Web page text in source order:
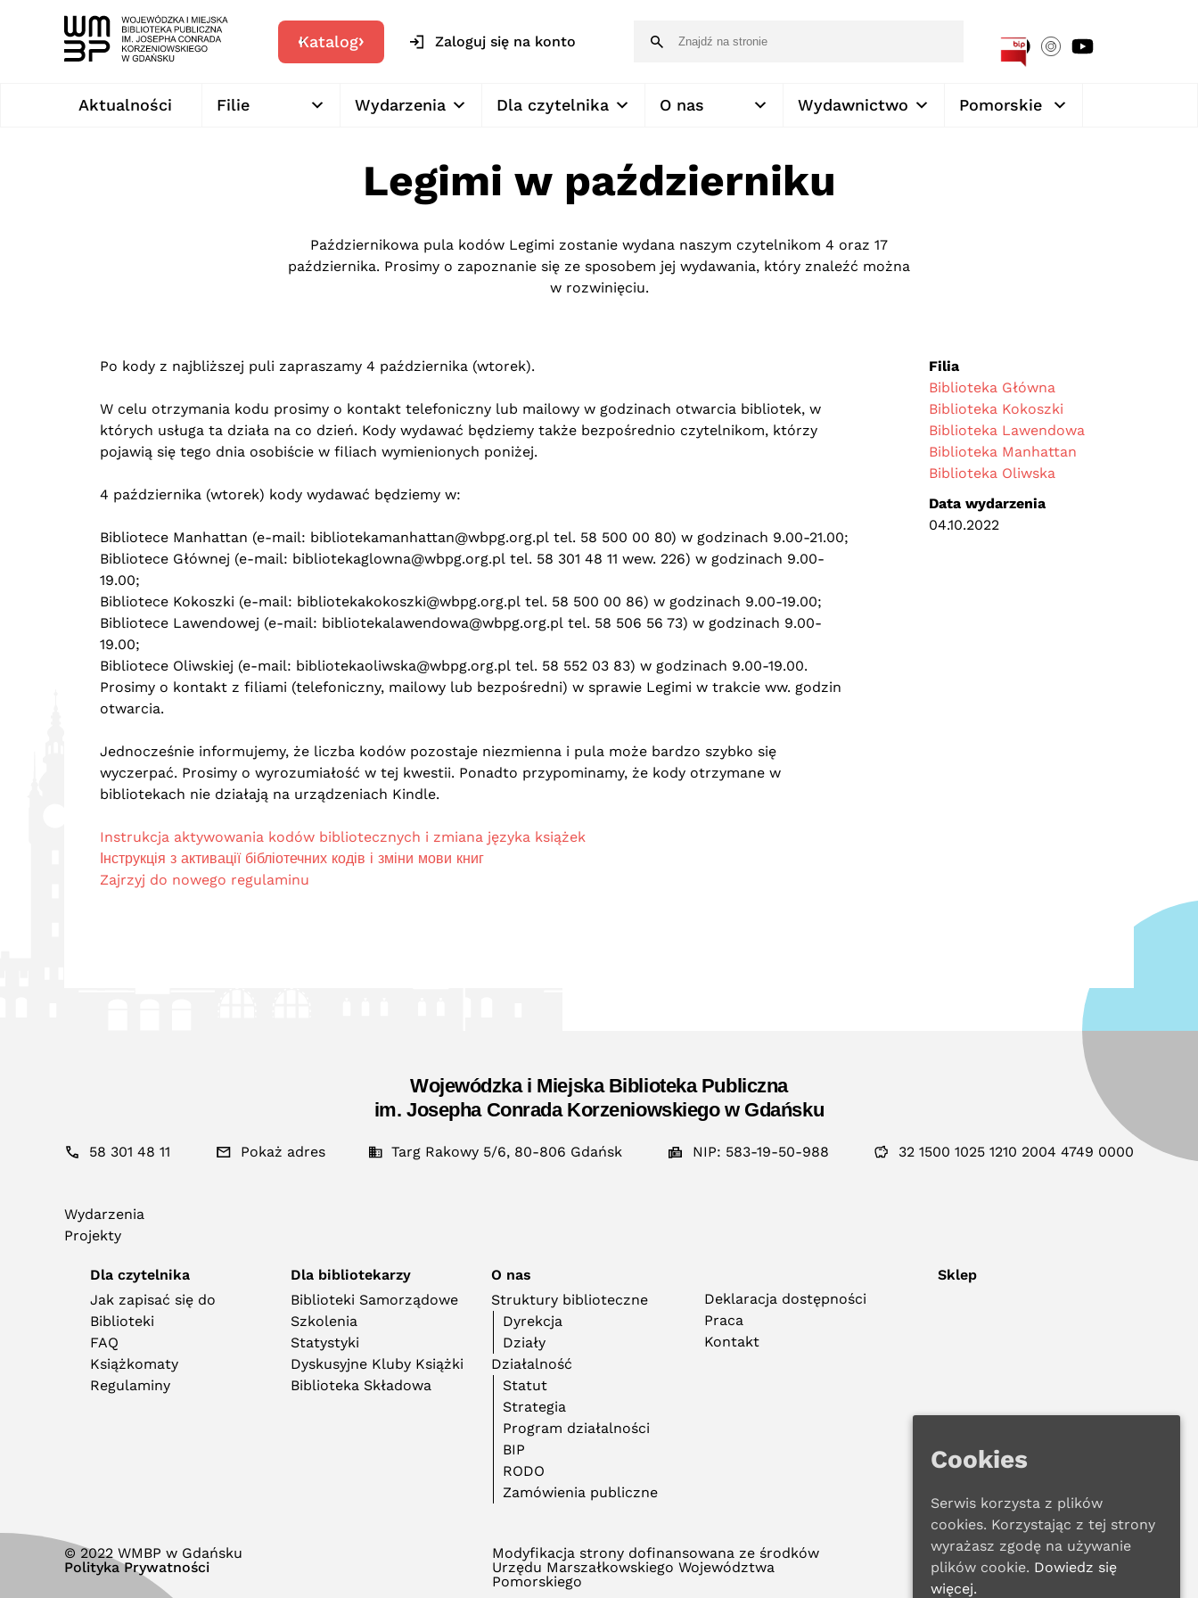
Katalog Zaloguj się na konto
Aktualności Filie Wydarzenia Dla czytelnika O nas Wydawnictwo Pomorskie
Legimi w październiku
Październikowa pula kodów Legimi zostanie wydana naszym czytelnikom 4 oraz 17
października. Prosimy o zapoznanie się ze sposobem jej wydawania, który znaleźć można
w rozwinięciu.
Po kody z najbliższej puli zapraszamy 4 października (wtorek).
W celu otrzymania kodu prosimy o kontakt telefoniczny lub mailowy w godzinach otwarcia bibliotek, w
których usługa ta działa na co dzień. Kody wydawać będziemy także bezpośrednio czytelnikom, którzy
pojawią się tego dnia osobiście w filiach wymienionych poniżej.
4 października (wtorek) kody wydawać będziemy w:
Bibliotece Manhattan (e-mail: bibliotekamanhattan@wbpg.org.pl tel. 58 500 00 80) w godzinach 9.00-21.00;
Bibliotece Głównej (e-mail: bibliotekaglowna@wbpg.org.pl tel. 58 301 48 11 wew. 226) w godzinach 9.00-
19.00;
Bibliotece Kokoszki (e-mail: bibliotekakokoszki@wbpg.org.pl tel. 58 500 00 86) w godzinach 9.00-19.00;
Bibliotece Lawendowej (e-mail: bibliotekalawendowa@wbpg.org.pl tel. 58 506 56 73) w godzinach 9.00-
19.00;
Bibliotece Oliwskiej (e-mail: bibliotekaoliwska@wbpg.org.pl tel. 58 552 03 83) w godzinach 9.00-19.00.
Prosimy o kontakt z filiami (telefoniczny, mailowy lub bezpośredni) w sprawie Legimi w trakcie ww. godzin
otwarcia.
Jednocześnie informujemy, że liczba kodów pozostaje niezmienna i pula może bardzo szybko się
wyczerpać. Prosimy o wyrozumiałość w tej kwestii. Ponadto przypominamy, że kody otrzymane w
bibliotekach nie działają na urządzeniach Kindle.
Instrukcja aktywowania kodów bibliotecznych i zmiana języka książek
Інструкція з активації бібліотечних кодів і зміни мови книг
Zajrzyj do nowego regulaminu
Filia
Biblioteka Główna
Biblioteka Kokoszki
Biblioteka Lawendowa
Biblioteka Manhattan
Biblioteka Oliwska
Data wydarzenia
04.10.2022
Wojewódzka i Miejska Biblioteka Publiczna
im. Josepha Conrada Korzeniowskiego w Gdańsku
58 301 48 11 Pokaż adres Targ Rakowy 5/6, 80-806 Gdańsk NIP: 583-19-50-988 32 1500 1025 1210 2004 4749 0000
Wydarzenia
Projekty
Dla czytelnika
Jak zapisać się do
Biblioteki
FAQ
Książkomaty
Regulaminy
Dla bibliotekarzy
Biblioteki Samorządowe
Szkolenia
Statystyki
Dyskusyjne Kluby Książki
Biblioteka Składowa
O nas
Struktury biblioteczne
Dyrekcja
Działy
Działalność
Statut
Strategia
Program działalności
BIP
RODO
Zamówienia publiczne
Deklaracja dostępności
Praca
Kontakt
Sklep
© 2022 WMBP w Gdańsku
Polityka Prywatności
Modyfikacja strony dofinansowana ze środków
Urzędu Marszałkowskiego Województwa
Pomorskiego
Cookies
Serwis korzysta z plików
cookies. Korzystając z tej strony
wyrażasz zgodę na używanie
plików cookie. Dowiedz się
więcej.